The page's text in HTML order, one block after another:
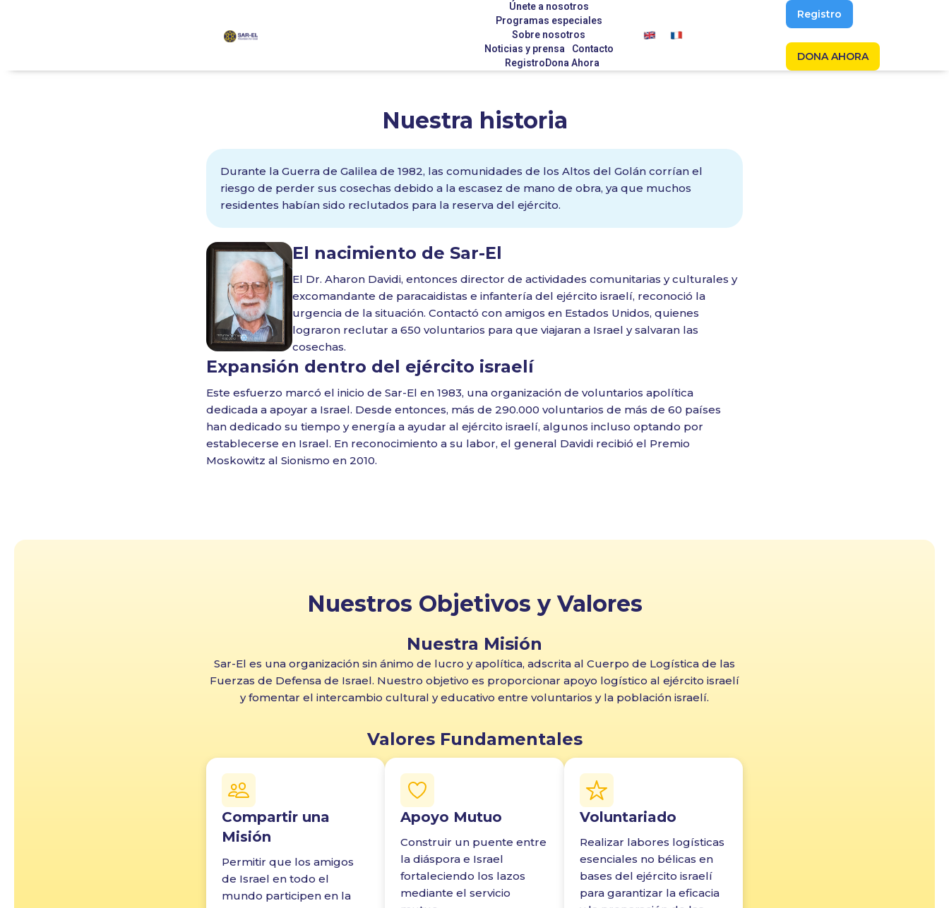
Únete a nosotros
Programas especiales
Sobre nosotros
Noticias y prensa Contacto
RegistroDona Ahora
Registro
DONA AHORA
Nuestra historia
Durante la Guerra de Galilea de 1982, las comunidades de los Altos del Golán corrían el
riesgo de perder sus cosechas debido a la escasez de mano de obra, ya que muchos
residentes habían sido reclutados para la reserva del ejército.
El nacimiento de Sar-El
El Dr. Aharon Davidi, entonces director de actividades comunitarias y culturales y
excomandante de paracaidistas e infantería del ejército israelí, reconoció la
urgencia de la situación. Contactó con amigos en Estados Unidos, quienes
lograron reclutar a 650 voluntarios para que viajaran a Israel y salvaran las
cosechas.
Expansión dentro del ejército israelí
Este esfuerzo marcó el inicio de Sar-El en 1983, una organización de voluntarios apolítica
dedicada a apoyar a Israel. Desde entonces, más de 290.000 voluntarios de más de 60 países
han dedicado su tiempo y energía a ayudar al ejército israelí, algunos incluso optando por
establecerse en Israel. En reconocimiento a su labor, el general Davidi recibió el Premio
Moskowitz al Sionismo en 2010.
Nuestros Objetivos y Valores
Nuestra Misión
Sar-El es una organización sin ánimo de lucro y apolítica, adscrita al Cuerpo de Logística de las
Fuerzas de Defensa de Israel. Nuestro objetivo es proporcionar apoyo logístico al ejército israelí
y fomentar el intercambio cultural y educativo entre voluntarios y la población israelí.
Valores Fundamentales
Compartir una
Misión
Permitir que los amigos
de Israel en todo el
mundo participen en la
Apoyo Mutuo
Construir un puente entre
la diáspora e Israel
fortaleciendo los lazos
mediante el servicio
Voluntariado
Realizar labores logísticas
esenciales no bélicas en
bases del ejército israelí
para garantizar la eficacia